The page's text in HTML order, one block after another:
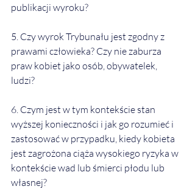
publikacji wyroku?
5. Czy wyrok Trybunału jest zgodny z
prawami człowieka? Czy nie zaburza
praw kobiet jako osób, obywatelek,
ludzi?
6. Czym jest w tym kontekście stan
wyższej konieczności i jak go rozumieć i
zastosować w przypadku, kiedy kobieta
jest zagrożona ciąża wysokiego ryzyka w
kontekście wad lub śmierci płodu lub
własnej?